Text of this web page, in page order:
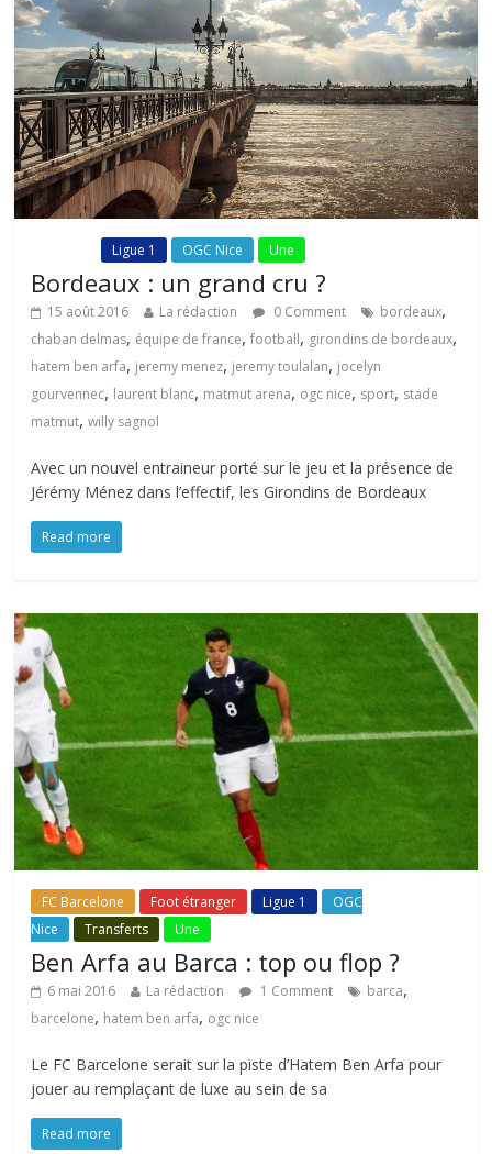
Ligue 1 OGC Nice Une
Bordeaux : un grand cru ?
15 août 2016 La rédaction 0 Comment bordeaux,
chaban delmas, équipe de france,football, girondins de bordeaux,
hatem ben arfa, jeremy menez, jeremy toulalan, jocelyn
gourvennec, laurent blanc, matmut arena, ogc nice, sport, stade
matmut,willy sagnol
Avec un nouvel entraineur porté sur le jeu et la présence de
Jérémy Ménez dans l’effectif, les Girondins de Bordeaux
Read more
FC Barcelone Foot étranger Ligue 1
OGC
Nice
Transferts Une
Ben Arfa au Barca : top ou flop ?
6 mai 2016 La rédaction 1 Comment barca,
barcelone, hatem ben arfa, ogc nice
Le FC Barcelone serait sur la piste d’Hatem Ben Arfa pour
jouer au remplaçant de luxe au sein de sa
Read more